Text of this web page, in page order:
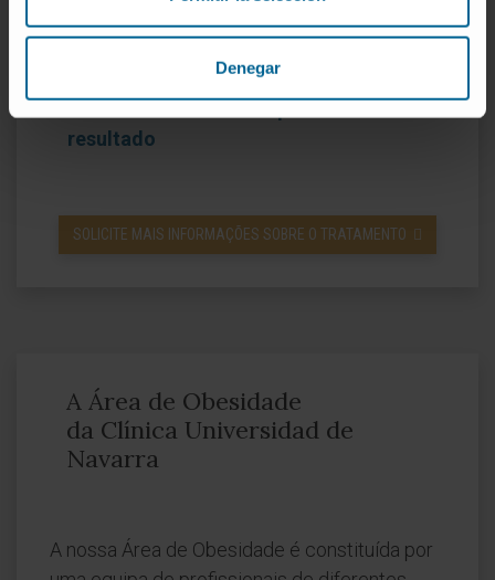
Denegar
Plano médico individualizado
Cirurgia bariátrica
resultado
SOLICITE MAIS INFORMAÇÕES SOBRE O TRATAMENTO
A Área de Obesidade
da Clínica Universidad de
Navarra
A nossa Área de Obesidade é constituída por